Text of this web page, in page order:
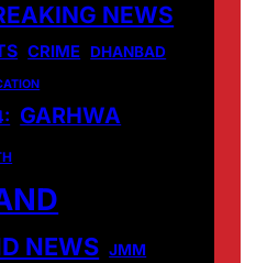
NEWS
CRIME DHANBAD
GARHWA
NEWS JMM